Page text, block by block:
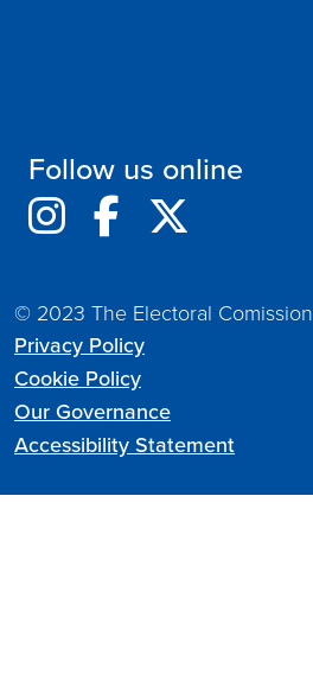
Follow us online
© 2023 The Electoral Comission
Privacy Policy
Cookie Policy
Our Governance
Accessibility Statement